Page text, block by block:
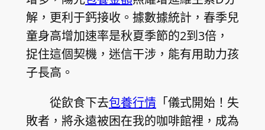
解，更利于鈣接收。據數據統計，春季兒
童身高增加速率是秋夏季節的2到3倍，
捉住這個契機，迷信干涉，能有用助力孩
子長高。
從飲食下去包養行情「儀式開始！失
敗者，將永遠被困在我的咖啡館裡，成為